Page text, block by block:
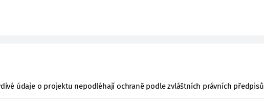
údaje o projektu nepodléhají ochraně podle zvláštních právních předpisů